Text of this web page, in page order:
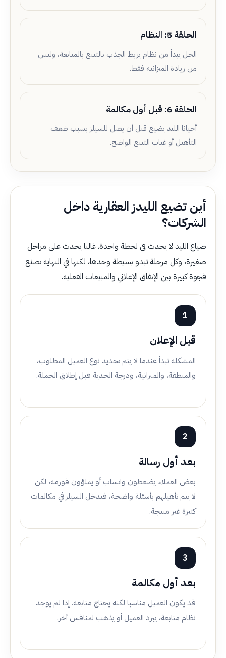
الحلقة 5: النظام
الحل يبدأ من نظام يربط الجذب بالتتبع بالمتابعة، وليس
من زيادة الميزانية فقط.
الحلقة 6: قبل أول مكالمة
أحيانا الليد يضيع قبل أن يصل للسيلز بسبب ضعف
التأهيل أو غياب التتبع الواضح.
أين تضيع الليدز العقارية داخل
الشركات؟
ضياع الليد لا يحدث في لحظة واحدة. غالبا يحدث على مراحل
صغيرة، وكل مرحلة تبدو بسيطة وحدها، لكنها في النهاية تصنع
فجوة كبيرة بين الإنفاق الإعلاني والمبيعات الفعلية.
1
قبل الإعلان
المشكلة تبدأ عندما لا يتم تحديد نوع العميل المطلوب،
والمنطقة، والميزانية، ودرجة الجدية قبل إطلاق الحملة.
2
بعد أول رسالة
بعض العملاء يضغطون واتساب أو يملؤون فورمة، لكن
لا يتم تأهيلهم بأسئلة واضحة، فيدخل السيلز في مكالمات
كثيرة غير منتجة.
3
بعد أول مكالمة
قد يكون العميل مناسبا لكنه يحتاج متابعة. إذا لم يوجد
نظام متابعة، يبرد العميل أو يذهب لمنافس آخر.